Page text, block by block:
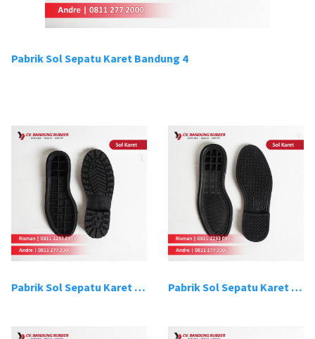
Pabrik Sol Sepatu Karet Bandung 4
Pabrik Sol Sepatu Karet Bandung 1 Pabrik Sol Sepatu Karet Bandung 2